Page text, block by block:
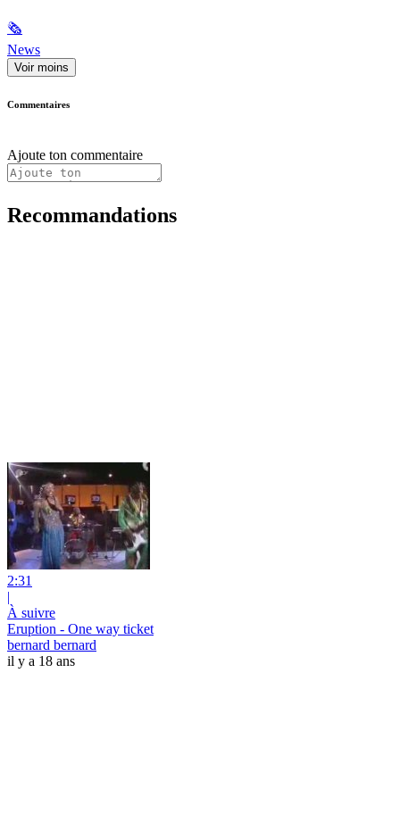
🗞
News
Voir moins
Commentaires
Ajoute ton commentaire
Recommandations
2:31
|
À suivre
Eruption - One way ticket
bernard bernard
il y a 18 ans